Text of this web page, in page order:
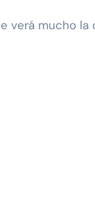
verá mucho la